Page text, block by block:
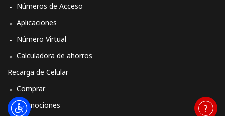
Números de Acceso
Aplicaciones
Número Virtual
Calculadora de ahorros
Recarga de Celular
Comprar
Promociones